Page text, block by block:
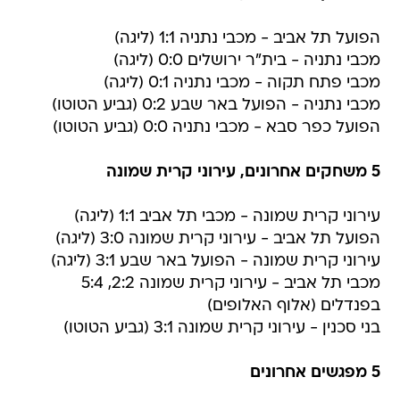
הפועל תל אביב - מכבי נתניה 1:1 (ליגה)
מכבי נתניה - בית"ר ירושלים 0:0 (ליגה)
מכבי פתח תקוה - מכבי נתניה 0:1 (ליגה)
מכבי נתניה - הפועל באר שבע 0:2 (גביע הטוטו)
הפועל כפר סבא - מכבי נתניה 0:0 (גביע הטוטו)
5 משחקים אחרונים, עירוני קרית שמונה
עירוני קרית שמונה - מכבי תל אביב 1:1 (ליגה)
הפועל תל אביב - עירוני קרית שמונה 3:0 (ליגה)
עירוני קרית שמונה - הפועל באר שבע 3:1 (ליגה)
מכבי תל אביב - עירוני קרית שמונה 2:2, 5:4
בפנדלים (אלוף האלופים)
בני סכנין - עירוני קרית שמונה 3:1 (גביע הטוטו)
5 מפגשים אחרונים